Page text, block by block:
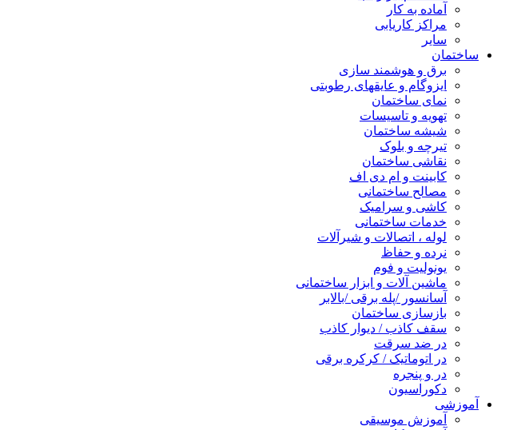
آماده به کار
مراکز کاریابی
سایر
ساختمان
برق و هوشمند سازی
ایزوگام و عایقهای رطوبتی
نمای ساختمان
تهویه و تاسیسات
شیشه ساختمان
تیرچه و بلوک
نقاشی ساختمان
کابینت و ام دی اف
مصالح ساختمانی
کاشی و سرامیک
خدمات ساختمانی
لوله ، اتصالات و شیرآلات
نرده و حفاظ
یونولیت و فوم
ماشین آلات و ابزار ساختمانی
آسانسور /پله برقی /بالابر
بازسازی ساختمان
سقف کاذب / دیوار کاذب
در ضد سرقت
در اتوماتیک / کرکره برقی
در و پنجره
دکوراسیون
آموزشی
آموزش موسیقی